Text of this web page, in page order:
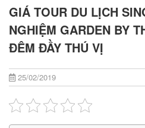
GIÁ TOUR DU LỊCH
NGHIỆM GARDEN BY
ĐÊM ĐẦY THÚ VỊ
25/02/2019